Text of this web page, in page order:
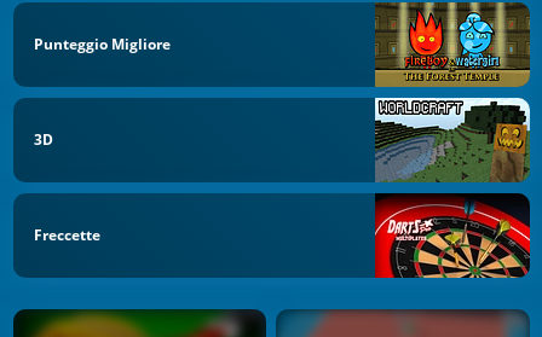
Punteggio Migliore
3D
Freccette